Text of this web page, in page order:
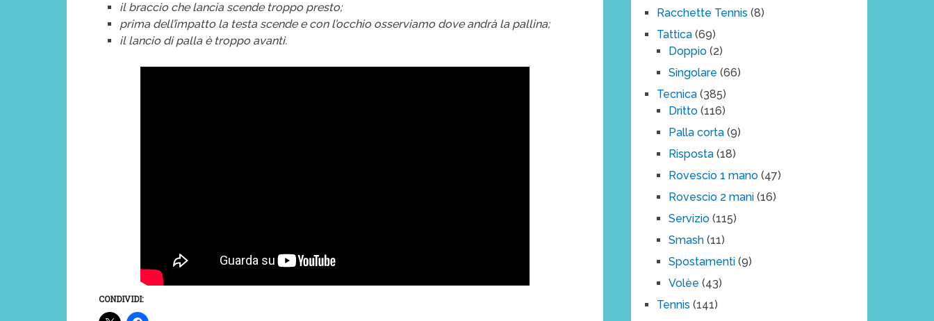
il braccio che lancia scende troppo presto;
prima dell’impatto la testa scende e con l’occhio osserviamo dove andrà la pallina;
il lancio di palla è troppo avanti.
CONDIVIDI:
Racchette Tennis (8)
Tattica (69)
Doppio (2)
Singolare (66)
Tecnica (385)
Dritto (116)
Palla corta (9)
Risposta (18)
Rovescio 1 mano (47)
Rovescio 2 mani (16)
Servizio (115)
Smash (11)
Spostamenti (9)
Volèe (43)
Tennis (141)